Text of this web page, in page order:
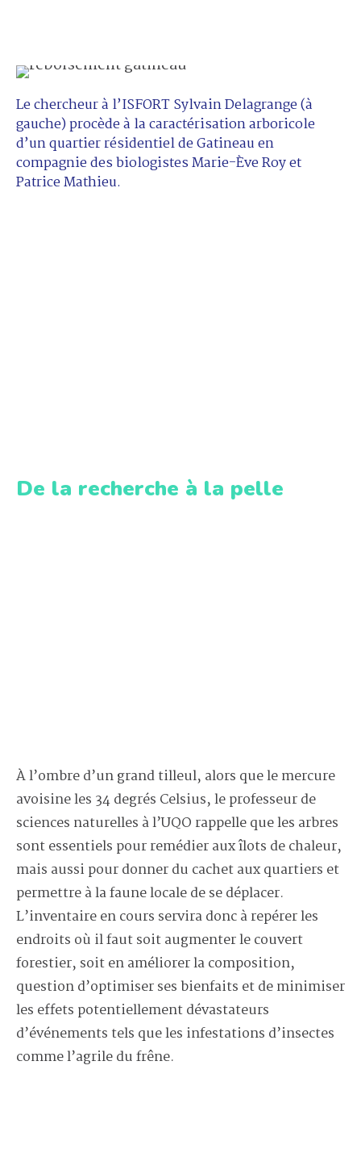
Le chercheur à l’ISFORT Sylvain Delagrange (à
gauche) procède à la caractérisation arboricole
d’un quartier résidentiel de Gatineau en
compagnie des biologistes Marie-Ève Roy et
Patrice Mathieu.
De la recherche à la pelle
À l’ombre d’un grand tilleul, alors que le mercure
avoisine les 34 degrés Celsius, le professeur de
sciences naturelles à l’UQO rappelle que les arbres
sont essentiels pour remédier aux îlots de chaleur,
mais aussi pour donner du cachet aux quartiers et
permettre à la faune locale de se déplacer.
L’inventaire en cours servira donc à repérer les
endroits où il faut soit augmenter le couvert
forestier, soit en améliorer la composition,
question d’optimiser ses bienfaits et de minimiser
les effets potentiellement dévastateurs
d’événements tels que les infestations d’insectes
comme l’agrile du frêne.